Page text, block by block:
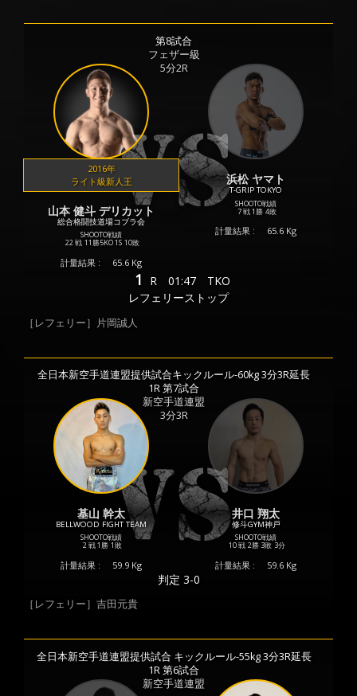
第8試合
フェザー級
5分2R
2016年
ライト級新人王
山本 健斗 デリカット
総合格闘技道場コブラ会
SHOOTO戦績
22 戦 11勝5KO 1S 10敗
計量結果 : 65.6 Kg
浜松 ヤマト
T-GRIP TOKYO
SHOOTO戦績
7 戦 1勝 4敗
計量結果 : 65.6 Kg
1 R 01:47
TKO
レフェリーストップ
［レフェリー］片岡誠人
全日本新空手道連盟提供試合キックルール-60kg 3分3R延長
1R 第7試合
新空手道連盟
3分3R
基山 幹太
BELLWOOD FIGHT TEAM
SHOOTO戦績
2 戦 1勝 1敗
計量結果 : 59.9 Kg
井口 翔太
修斗GYM神戸
SHOOTO戦績
10 戦 2勝 3敗 3分
計量結果 : 59.6 Kg
判定 3-0
［レフェリー］吉田元貴
全日本新空手道連盟提供試合 キックルール-55kg 3分3R延長
1R 第6試合
新空手道連盟